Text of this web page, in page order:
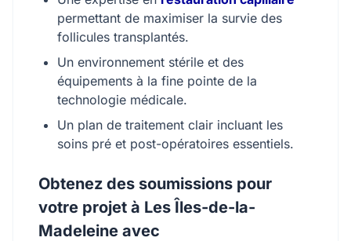
permettant de maximiser la survie des
follicules transplantés.
Un environnement stérile et des
équipements à la fine pointe de la
technologie médicale.
Un plan de traitement clair incluant les
soins pré et post-opératoires essentiels.
Obtenez des soumissions pour
votre projet à Les Îles-de-la-
Madeleine avec